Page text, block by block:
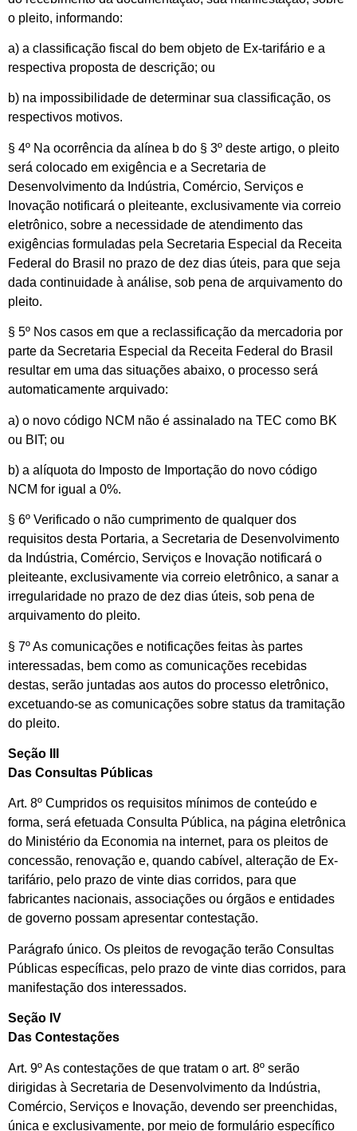
o pleito, informando:
a) a classificação fiscal do bem objeto de Ex-tarifário e a
respectiva proposta de descrição; ou
b) na impossibilidade de determinar sua classificação, os
respectivos motivos.
§ 4º Na ocorrência da alínea b do § 3º deste artigo, o pleito
será colocado em exigência e a Secretaria de
Desenvolvimento da Indústria, Comércio, Serviços e
Inovação notificará o pleiteante, exclusivamente via correio
eletrônico, sobre a necessidade de atendimento das
exigências formuladas pela Secretaria Especial da Receita
Federal do Brasil no prazo de dez dias úteis, para que seja
dada continuidade à análise, sob pena de arquivamento do
pleito.
§ 5º Nos casos em que a reclassificação da mercadoria por
parte da Secretaria Especial da Receita Federal do Brasil
resultar em uma das situações abaixo, o processo será
automaticamente arquivado:
a) o novo código NCM não é assinalado na TEC como BK
ou BIT; ou
b) a alíquota do Imposto de Importação do novo código
NCM for igual a 0%.
§ 6º Verificado o não cumprimento de qualquer dos
requisitos desta Portaria, a Secretaria de Desenvolvimento
da Indústria, Comércio, Serviços e Inovação notificará o
pleiteante, exclusivamente via correio eletrônico, a sanar a
irregularidade no prazo de dez dias úteis, sob pena de
arquivamento do pleito.
§ 7º As comunicações e notificações feitas às partes
interessadas, bem como as comunicações recebidas
destas, serão juntadas aos autos do processo eletrônico,
excetuando-se as comunicações sobre status da tramitação
do pleito.
Seção III
Das Consultas Públicas
Art. 8º Cumpridos os requisitos mínimos de conteúdo e
forma, será efetuada Consulta Pública, na página eletrônica
do Ministério da Economia na internet, para os pleitos de
concessão, renovação e, quando cabível, alteração de Ex-
tarifário, pelo prazo de vinte dias corridos, para que
fabricantes nacionais, associações ou órgãos e entidades
de governo possam apresentar contestação.
Parágrafo único. Os pleitos de revogação terão Consultas
Públicas específicas, pelo prazo de vinte dias corridos, para
manifestação dos interessados.
Seção IV
Das Contestações
Art. 9º As contestações de que tratam o art. 8º serão
dirigidas à Secretaria de Desenvolvimento da Indústria,
Comércio, Serviços e Inovação, devendo ser preenchidas,
única e exclusivamente, por meio de formulário específico